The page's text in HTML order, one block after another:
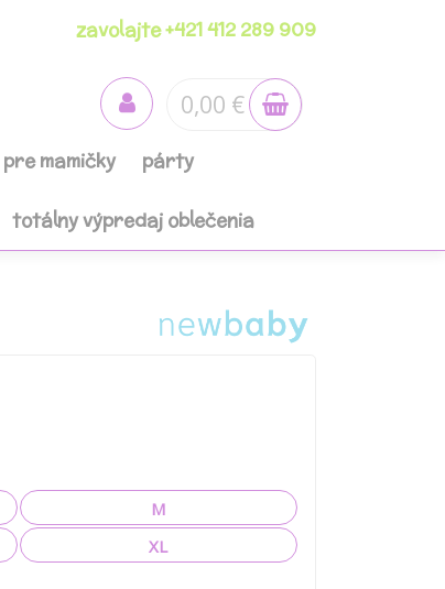
zavolajte +421 412 289 909
0,00 €
pre mamičky párty
totálny výpredaj oblečenia
M
XL